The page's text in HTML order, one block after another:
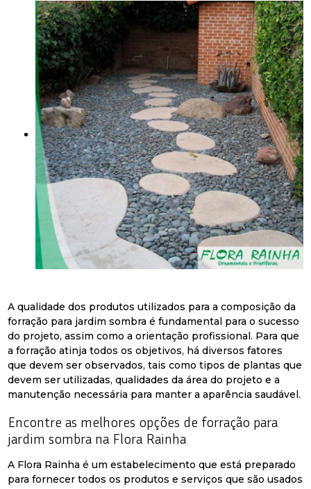
A qualidade dos produtos utilizados para a composição da
forração para jardim sombra é fundamental para o sucesso
do projeto, assim como a orientação profissional. Para que
a forração atinja todos os objetivos, há diversos fatores
que devem ser observados, tais como tipos de plantas que
devem ser utilizadas, qualidades da área do projeto e a
manutenção necessária para manter a aparência saudável.
Encontre as melhores opções de forração para
jardim sombra na Flora Rainha
A Flora Rainha é um estabelecimento que está preparado
para fornecer todos os produtos e serviços que são usados